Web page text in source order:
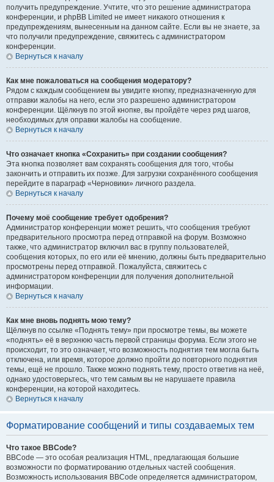
получить предупреждение. Учтите, что это решение администратора
конференции, и phpBB Limited не имеет никакого отношения к
предупреждениям, вынесенным на данном сайте. Если вы не знаете, за
что получили предупреждение, свяжитесь с администратором
конференции.
Вернуться к началу
Как мне пожаловаться на сообщения модератору?
Рядом с каждым сообщением вы увидите кнопку, предназначенную для
отправки жалобы на него, если это разрешено администратором
конференции. Щёлкнув по этой кнопке, вы пройдёте через ряд шагов,
необходимых для оправки жалобы на сообщение.
Вернуться к началу
Что означает кнопка «Сохранить» при создании сообщения?
Эта кнопка позволяет вам сохранять сообщения для того, чтобы
закончить и отправить их позже. Для загрузки сохранённого сообщения
перейдите в параграф «Черновики» личного раздела.
Вернуться к началу
Почему моё сообщение требует одобрения?
Администратор конференции может решить, что сообщения требуют
предварительного просмотра перед отправкой на форум. Возможно
также, что администратор включил вас в группу пользователей,
сообщения которых, по его или её мнению, должны быть предварительно
просмотрены перед отправкой. Пожалуйста, свяжитесь с
администратором конференции для получения дополнительной
информации.
Вернуться к началу
Как мне вновь поднять мою тему?
Щёлкнув по ссылке «Поднять тему» при просмотре темы, вы можете
«поднять» её в верхнюю часть первой страницы форума. Если этого не
происходит, то это означает, что возможность поднятия тем могла быть
отключена, или время, которое должно пройти до повторного поднятия
темы, ещё не прошло. Также можно поднять тему, просто ответив на неё,
однако удостоверьтесь, что тем самым вы не нарушаете правила
конференции, на которой находитесь.
Вернуться к началу
Форматирование сообщений и типы создаваемых тем
Что такое BBCode?
BBCode — это особая реализация HTML, предлагающая большие
возможности по форматированию отдельных частей сообщения.
Возможность использования BBCode определяется администратором,